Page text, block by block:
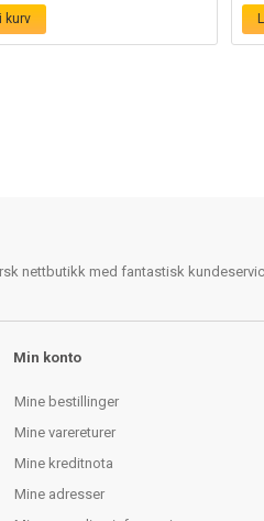
kurv
nettbutikk med fantastisk
Min konto
Mine bestillinger
Mine varereturer
Mine kreditnota
Mine adresser